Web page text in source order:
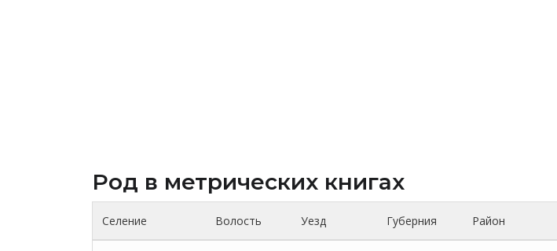
Род в метрических книгах
Селение Волость Уезд Губерния Район